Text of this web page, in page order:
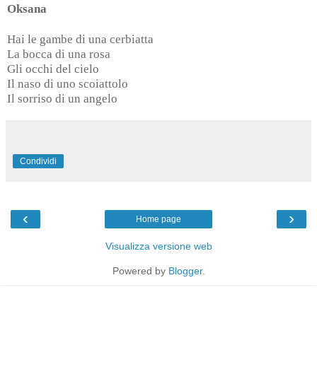
Oksana
Hai le gambe di una cerbiatta
La bocca di una rosa
Gli occhi del cielo
Il naso di uno scoiattolo
Il sorriso di un angelo
Condividi
‹ ›
Home page
Visualizza versione web
Powered by Blogger.